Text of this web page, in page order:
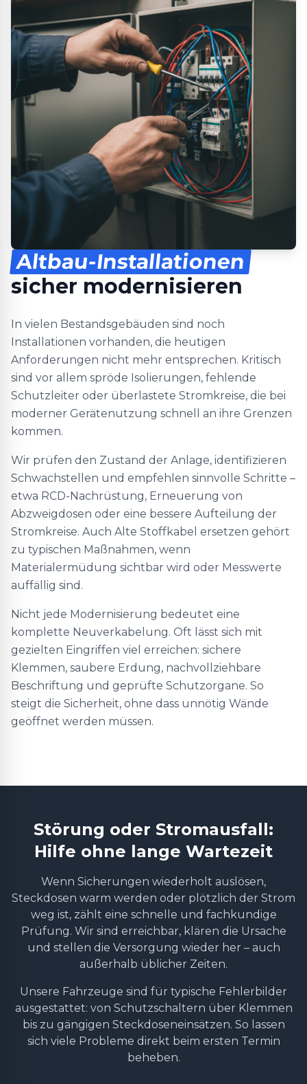
Altbau-Installationen
sicher modernisieren
In vielen Bestandsgebäuden sind noch
Installationen vorhanden, die heutigen
Anforderungen nicht mehr entsprechen. Kritisch
sind vor allem spröde Isolierungen, fehlende
Schutzleiter oder überlastete Stromkreise, die bei
moderner Gerätenutzung schnell an ihre Grenzen
kommen.
Wir prüfen den Zustand der Anlage, identifizieren
Schwachstellen und empfehlen sinnvolle Schritte –
etwa RCD-Nachrüstung, Erneuerung von
Abzweigdosen oder eine bessere Aufteilung der
Stromkreise. Auch Alte Stoffkabel ersetzen gehört
zu typischen Maßnahmen, wenn
Materialermüdung sichtbar wird oder Messwerte
auffällig sind.
Nicht jede Modernisierung bedeutet eine
komplette Neuverkabelung. Oft lässt sich mit
gezielten Eingriffen viel erreichen: sichere
Klemmen, saubere Erdung, nachvollziehbare
Beschriftung und geprüfte Schutzorgane. So
steigt die Sicherheit, ohne dass unnötig Wände
geöffnet werden müssen.
Störung oder Stromausfall:
Hilfe ohne lange Wartezeit
Wenn Sicherungen wiederholt auslösen,
Steckdosen warm werden oder plötzlich der Strom
weg ist, zählt eine schnelle und fachkundige
Prüfung. Wir sind erreichbar, klären die Ursache
und stellen die Versorgung wieder her – auch
außerhalb üblicher Zeiten.
Unsere Fahrzeuge sind für typische Fehlerbilder
ausgestattet: von Schutzschaltern über Klemmen
bis zu gängigen Steckdoseneinsätzen. So lassen
sich viele Probleme direkt beim ersten Termin
beheben.